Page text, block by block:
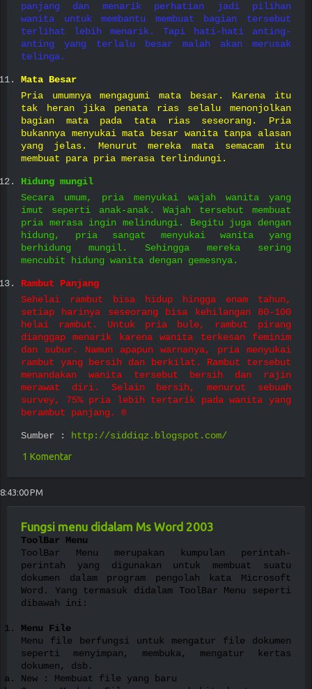
panjang dan menarik perhatian jadi pilihan
wanita untuk membantu membuat bagian tersebut
terlihat lebih menarik. Tapi hati-hati anting-
anting yang terlalu besar malah akan merusak
telinga.
Mata Besar
Pria umumnya mengagumi mata besar. Karena itu
tak heran jika penata rias selalu menonjolkan
bagian mata pada tata rias seseorang. Pria
bukannya menyukai mata besar wanita tanpa alasan
yang jelas. Menurut mereka mata semacam itu
membuat para pria merasa terlindungi.
Hidung mungil
Secara umum, pria menyukai wajah wanita yang
imut seperti anak-anak. Wajah tersebut membuat
pria merasa ingin melindungi. Begitu juga dengan
hidung, pria sangat menyukai wanita yang
berhidung mungil. Sehingga mereka sering
mencubit hidung wanita dengan gemesnya.
Rambut Panjang
Sehelai rambut bisa hidup hingga enam tahun,
setiap harinya seseorang bisa kehilangan 80-100
helai rambut. Untuk pria bule, rambut pirang
dianggap menarik karena wanita terkesan feminim
dan subur. Namun apapun warnanya, pria menyukai
rambut yang bersih dan berkilat. Rambut tersebut
menandakan wanita tersebut bersih dan rajin
merawat diri. Selain bersih, menurut sebuah
survey, 75% pria lebih tertarik pada wanita yang
berambut panjang. ®
Sumber :
http://siddiqz.blogspot.com/
1 Komentar
8:43:00 PM
Fungsi menu didalam Ms Word 2003
ToolBar Menu
ToolBar Menu merupakan kumpulan perintah-
perintah yang digunakan untuk membuat suatu
dokumen dalam program pengolah kata Microsoft
Word. Yang termasuk didalam ToolBar Menu seperti
dibawah ini:
Menu File
Menu file berfungsi untuk mengatur file dokumen
seperti menyimpan, membuka, mengatur kertas
dokumen, dsb.
New : Membuat file yang baru